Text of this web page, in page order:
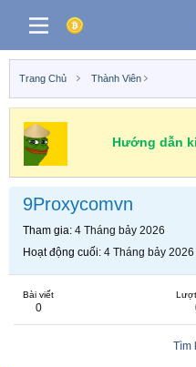
Trang Chủ Thành Viên
Hướng dẫn
9Proxycomvn
Tham gia 4 Tháng bảy 2026
Hoạt động cuối 4 Tháng bảy 2026
Bài viết
0
Tìm